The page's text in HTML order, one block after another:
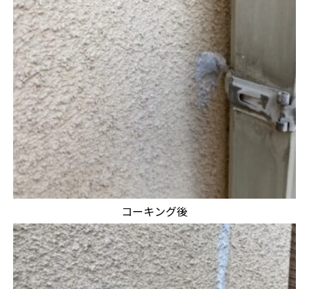
コーキング後